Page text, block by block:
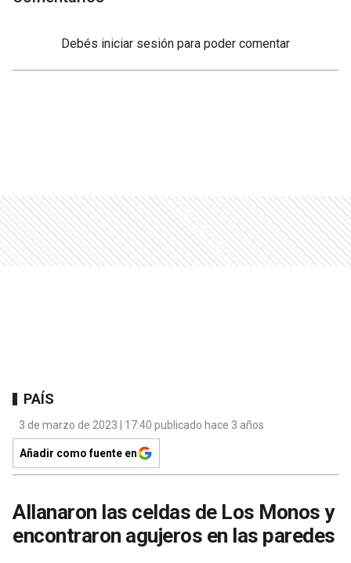
Debés iniciar sesión para poder comentar
PAÍS
3 de marzo de 2023 | 17:40 publicado hace 3 años
Añadir como fuente en
Allanaron las celdas de Los Monos y
encontraron agujeros en las paredes